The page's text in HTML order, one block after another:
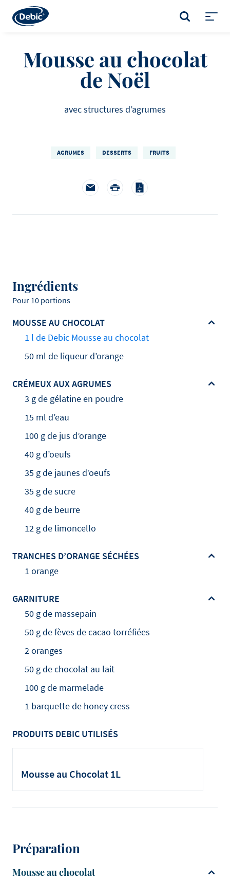
main
RECHERCHER
Mousse au chocolat
de Noël
avec structures d’agrumes
AGRUMES DESSERTS FRUITS
Ingrédients
Pour 10 portions
MOUSSE AU CHOCOLAT
1 l de Debic Mousse au chocolat
50 ml de liqueur d’orange
CRÉMEUX AUX AGRUMES
3 g de gélatine en poudre
15 ml d’eau
100 g de jus d’orange
40 g d’oeufs
35 g de jaunes d’oeufs
35 g de sucre
40 g de beurre
12 g de limoncello
TRANCHES D’ORANGE SÉCHÉES
1 orange
GARNITURE
50 g de massepain
50 g de fèves de cacao torréfiées
2 oranges
50 g de chocolat au lait
100 g de marmelade
1 barquette de honey cress
PRODUITS DEBIC UTILISÉS
Mousse au Chocolat 1L
Préparation
Mousse au chocolat